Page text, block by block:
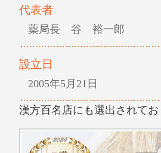
代表者
薬局長 谷 裕一郎
設立日
2005年5月21日
漢方百名店にも選出されてお